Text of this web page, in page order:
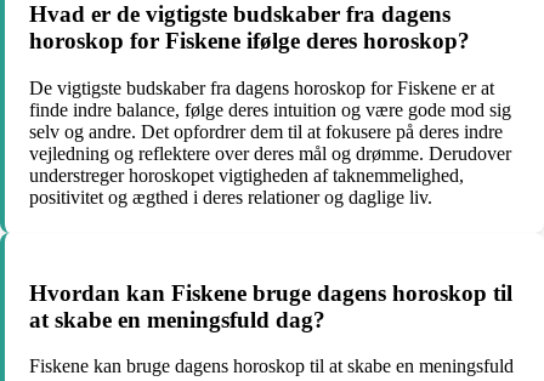
Hvad er de vigtigste budskaber fra dagens
horoskop for Fiskene ifølge deres horoskop?
De vigtigste budskaber fra dagens horoskop for Fiskene er at
finde indre balance, følge deres intuition og være gode mod sig
selv og andre. Det opfordrer dem til at fokusere på deres indre
vejledning og reflektere over deres mål og drømme. Derudover
understreger horoskopet vigtigheden af taknemmelighed,
positivitet og ægthed i deres relationer og daglige liv.
Hvordan kan Fiskene bruge dagens horoskop til
at skabe en meningsfuld dag?
Fiskene kan bruge dagens horoskop til at skabe en meningsfuld